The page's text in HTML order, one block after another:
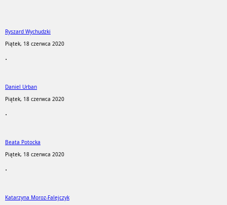
Ryszard Wychudzki
Piątek, 18 czerwca 2020
.
Daniel Urban
Piątek, 18 czerwca 2020
.
Beata Potocka
Piątek, 18 czerwca 2020
.
Katarzyna Moroz-Falejczyk